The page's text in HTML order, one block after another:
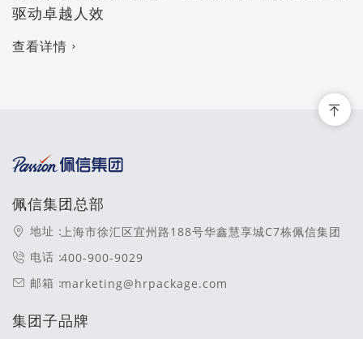
驱动卓越人效
查看详情
佩信集团总部
地址：上海市徐汇区宜州路188号华鑫慧享城C7栋佩信集团
电话：400-900-9029
邮箱：marketing@hrpackage.com
集团子品牌